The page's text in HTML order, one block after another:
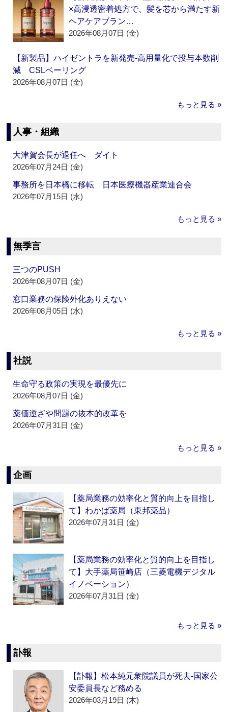
×高浸透密着処方で、髪を芯から満たす新
ヘアケアブラン…
2026年08月07日 (金)
【新製品】ハイゼントラを新発売‐高用量化で投与本数削
減 CSLベーリング
2026年08月07日 (金)
もっと見る »
人事・組織
大津賀会長が退任へ ダイト
2026年07月24日 (金)
事務所を日本橋に移転 日本医療機器産業連合会
2026年07月15日 (水)
もっと見る »
無季言
三つのPUSH
2026年08月07日 (金)
窓口業務の保険外化ありえない
2026年08月05日 (水)
もっと見る »
社説
生命守る政策の実現を最優先に
2026年08月07日 (金)
薬価逆ざや問題の抜本的改革を
2026年07月31日 (金)
もっと見る »
企画
【薬局業務の効率化と質的向上を目指し
て】わかば薬局（東邦薬品）
2026年07月31日 (金)
【薬局業務の効率化と質的向上を目指し
て】大手薬局笹崎店（三菱電機デジタル
イノベーション）
2026年07月31日 (金)
もっと見る »
訃報
【訃報】松本純元衆院議員が死去‐国家公
安委員長など務める
2026年03月19日 (木)